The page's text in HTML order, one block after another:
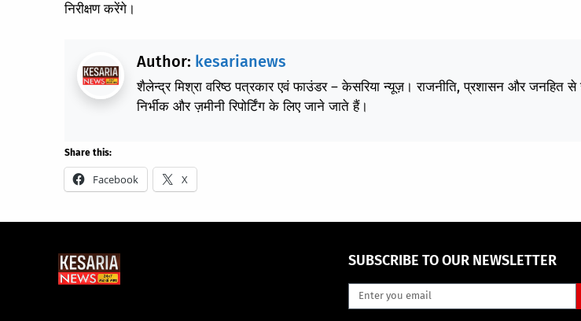
निरीक्षण करेंगे।
Author: kesarianews
शैलेन्द्र मिश्रा वरिष्ठ पत्रकार एवं फाउंडर – केसरिया न्यूज़। राजनीति, प्रशासन और जनहित से
निर्भीक और ज़मीनी रिपोर्टिंग के लिए जाने जाते हैं।
Share this:
Facebook X
SUBSCRIBE TO OUR NEWSLETTER